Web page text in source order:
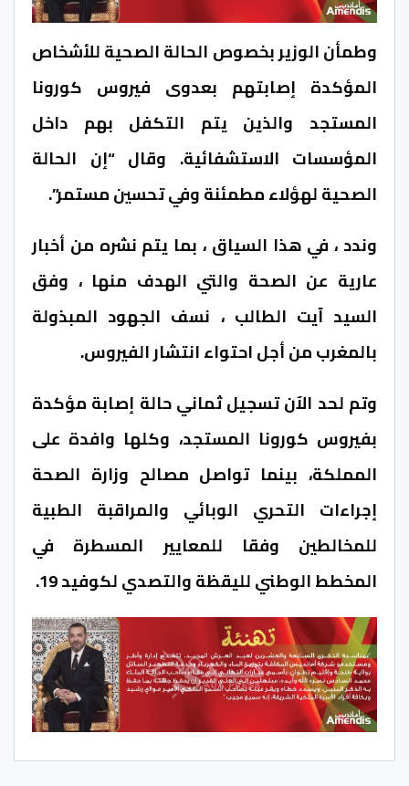
وطمأن الوزير بخصوص الحالة الصحية للأشخاص
المؤكدة إصابتهم بعدوى فيروس كورونا
المستجد والذين يتم التكفل بهم داخل
المؤسسات الاستشفائية. وقال “إن الحالة
الصحية لهؤلاء مطمئنة وفي تحسين مستمر”.
وندد ، في هذا السياق ، بما يتم نشره من أخبار
عارية عن الصحة والتي الهدف منها ، وفق
السيد آيت الطالب ، نسف الجهود المبذولة
بالمغرب من أجل احتواء انتشار الفيروس.
وتم لحد الآن تسجيل ثماني حالة إصابة مؤكدة
بفيروس كورونا المستجد، وكلها وافدة على
المملكة، بينما تواصل مصالح وزارة الصحة
إجراءات التحري الوبائي والمراقبة الطبية
للمخالطين وفقا للمعايير المسطرة في
المخطط الوطني لليقظة والتصدي لكوفيد 19.